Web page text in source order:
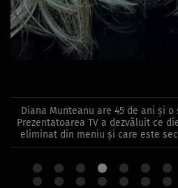
Diana Munteanu are 45 de ani și
Prezentatoarea TV a dezvăluit ce
eliminat din meniu și care este